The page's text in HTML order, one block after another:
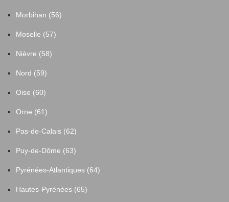
Morbihan (56)
Moselle (57)
Nièvre (58)
Nord (59)
Oise (60)
Orne (61)
Pas-de-Calais (62)
Puy-de-Dôme (63)
Pyrénées-Atlantiques (64)
Hautes-Pyrénées (65)